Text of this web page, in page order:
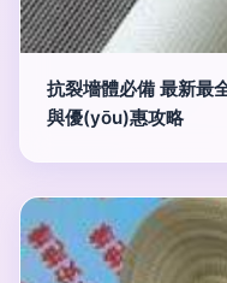
抗裂墻體必備 最新最
與優(yōu)惠攻略